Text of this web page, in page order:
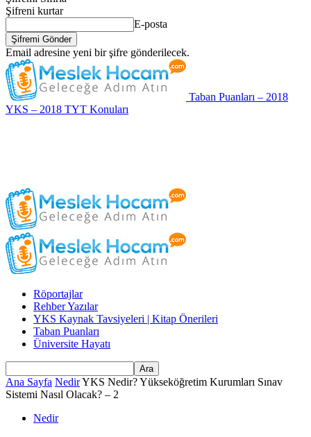
Şifreni kurtar
E-posta
Email adresine yeni bir şifre gönderilecek.
Taban Puanları – 2018
YKS – 2018 TYT Konuları
Röportajlar
Rehber Yazılar
YKS Kaynak Tavsiyeleri | Kitap Önerileri
Taban Puanları
Üniversite Hayatı
Ana Sayfa NedirYKS Nedir? Yükseköğretim Kurumları Sınav
Sistemi Nasıl Olacak? – 2
Nedir